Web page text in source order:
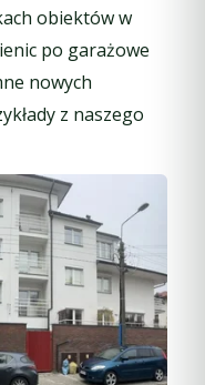
obiektów w
po garażowe
nowych
z naszego